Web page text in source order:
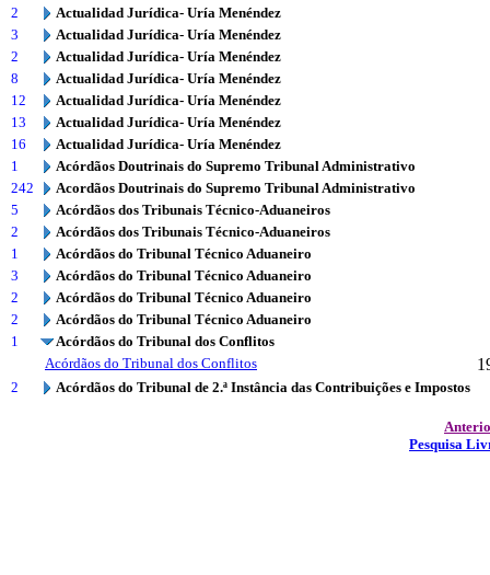
2
Actualidad Jurídica- Uría Menéndez
3
Actualidad Jurídica- Uría Menéndez
2
Actualidad Jurídica- Uría Menéndez
8
Actualidad Jurídica- Uría Menéndez
12
Actualidad Jurídica- Uría Menéndez
13
Actualidad Jurídica- Uría Menéndez
16
Actualidad Jurídica- Uría Menéndez
1
Acórdãos Doutrinais do Supremo Tribunal Administrativo
242
Acordãos Doutrinais do Supremo Tribunal Administrativo
5
Acórdãos dos Tribunais Técnico-Aduaneiros
2
Acórdãos dos Tribunais Técnico-Aduaneiros
1
Acórdãos do Tribunal Técnico Aduaneiro
3
Acórdãos do Tribunal Técnico Aduaneiro
2
Acórdãos do Tribunal Técnico Aduaneiro
2
Acórdãos do Tribunal Técnico Aduaneiro
1
Acórdãos do Tribunal dos Conflitos
Acórdãos do Tribunal dos Conflitos
2 Acórdãos do Tribunal de 2.ª Instância das Contribuições e Impostos
Pesquisa